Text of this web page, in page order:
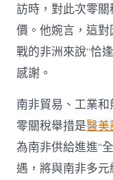
訪時，對此次零關
價。他婉言，這
戰的非洲來說“恰
感謝。
南非貿易、工業
零關稅舉措是醫美
為南非供給進進“
遇，將與南非多